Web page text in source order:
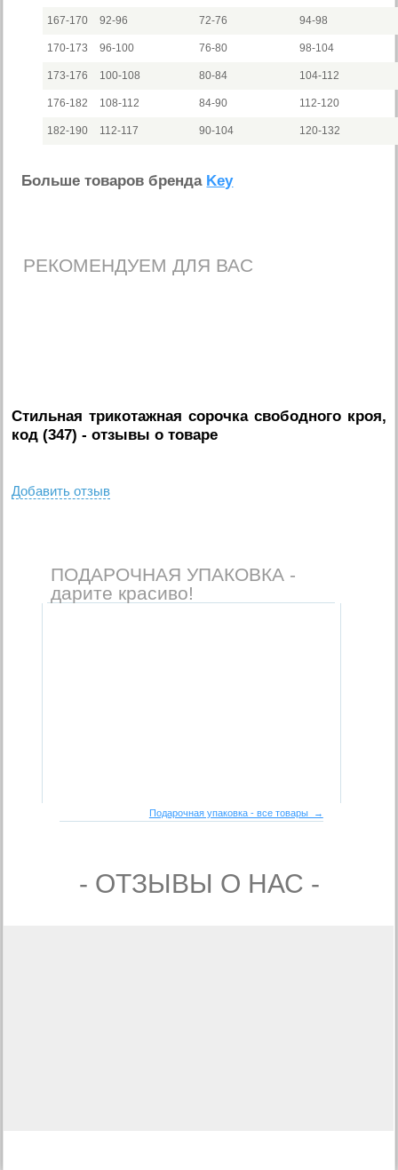
167-170 92-96 72-76 94-98
170-173 96-100 76-80 98-104
173-176 100-108 80-84 104-112
176-182 108-112 84-90 112-120
182-190 112-117 90-104 120-132
Больше товаров бренда Key
РЕКОМЕНДУЕМ ДЛЯ ВАС
Стильная трикотажная сорочка свободного кроя,
код (347) - отзывы о товаре
Добавить отзыв
ПОДАРОЧНАЯ УПАКОВКА -
дарите красиво!
Подарочная упаковка - все товары →
- ОТЗЫВЫ О НАС -